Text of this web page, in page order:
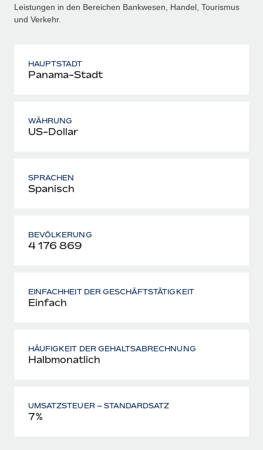
Leistungen in den Bereichen Bankwesen, Handel, Tourismus
und Verkehr.
HAUPTSTADT
Panama-Stadt
WÄHRUNG
US-Dollar
SPRACHEN
Spanisch
BEVÖLKERUNG
4 176 869
EINFACHHEIT DER GESCHÄFTSTÄTIGKEIT
Einfach
HÄUFIGKEIT DER GEHALTSABRECHNUNG
Halbmonatlich
UMSATZSTEUER – STANDARDSATZ
7%